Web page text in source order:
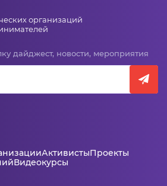
организаций
дайджест, новости, мероприятия
АктивистыПроекты
Видеокурсы